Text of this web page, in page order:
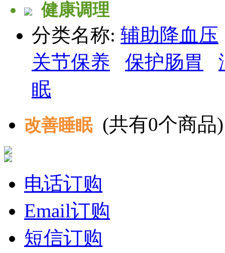
健康调理
分类名称: 辅助降血压
关节保养
保护肠胃
眠
改善睡眠(共有0个商品
电话订购
Email订购
短信订购